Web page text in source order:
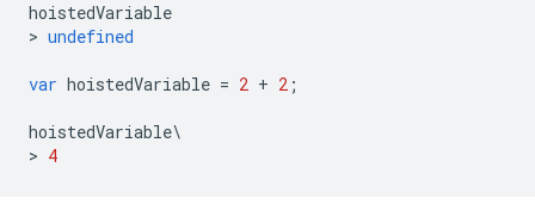
hoistedVariable
> undefined
var hoistedVariable = 2 + 2 ;
hoistedVariable\
> 4